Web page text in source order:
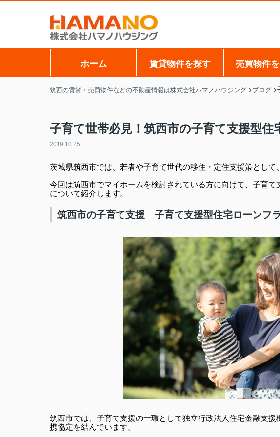
ホーム 賃貸物件を探す 売買物件
筑西の賃貸・売買物件などの不動産情報は株式会社ハマノハウジング ブログ
子育て世帯必見！筑西市の子育て支援型住
2019.10.25
茨城県筑西市では、若者や子育て世代の移住・定住支援策として
今回は筑西市でマイホームを検討されている方に向けて、子育
について紹介します。
筑西市の子育て支援 子育て支援型住宅ローンフ
筑西市では、子育て支援の一環として独立行政法人住宅金融支
携協定を結んでいます。